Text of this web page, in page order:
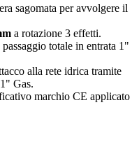
sagomata per avvolgere il
a rotazione 3 effetti.
totale in entrata 1"
alla rete idrica tramite
Gas.
marchio CE applicato